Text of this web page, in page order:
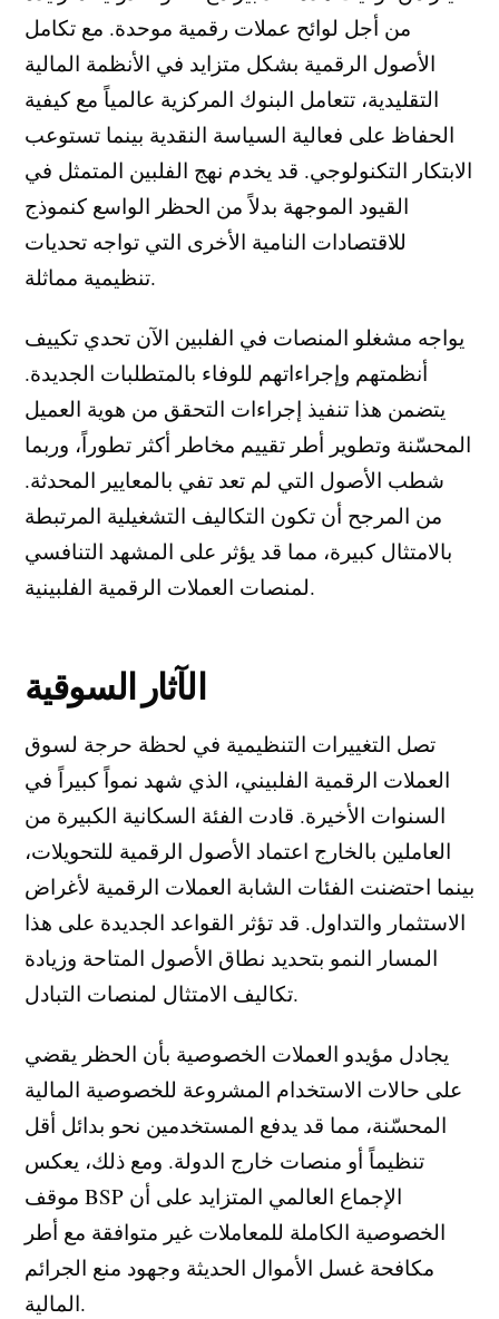
من أجل لوائح عملات رقمية موحدة. مع تكامل
الأصول الرقمية بشكل متزايد في الأنظمة المالية
التقليدية، تتعامل البنوك المركزية عالمياً مع كيفية
الحفاظ على فعالية السياسة النقدية بينما تستوعب
الابتكار التكنولوجي. قد يخدم نهج الفلبين المتمثل في
القيود الموجهة بدلاً من الحظر الواسع كنموذج
للاقتصادات النامية الأخرى التي تواجه تحديات
تنظيمية مماثلة.
يواجه مشغلو المنصات في الفلبين الآن تحدي تكييف
أنظمتهم وإجراءاتهم للوفاء بالمتطلبات الجديدة.
يتضمن هذا تنفيذ إجراءات التحقق من هوية العميل
المحسّنة وتطوير أطر تقييم مخاطر أكثر تطوراً، وربما
شطب الأصول التي لم تعد تفي بالمعايير المحدثة.
من المرجح أن تكون التكاليف التشغيلية المرتبطة
بالامتثال كبيرة، مما قد يؤثر على المشهد التنافسي
لمنصات العملات الرقمية الفلبينية.
الآثار السوقية
تصل التغييرات التنظيمية في لحظة حرجة لسوق
العملات الرقمية الفلبيني، الذي شهد نمواً كبيراً في
السنوات الأخيرة. قادت الفئة السكانية الكبيرة من
العاملين بالخارج اعتماد الأصول الرقمية للتحويلات،
بينما احتضنت الفئات الشابة العملات الرقمية لأغراض
الاستثمار والتداول. قد تؤثر القواعد الجديدة على هذا
المسار النمو بتحديد نطاق الأصول المتاحة وزيادة
تكاليف الامتثال لمنصات التبادل.
يجادل مؤيدو العملات الخصوصية بأن الحظر يقضي
على حالات الاستخدام المشروعة للخصوصية المالية
المحسّنة، مما قد يدفع المستخدمين نحو بدائل أقل
تنظيماً أو منصات خارج الدولة. ومع ذلك، يعكس
موقف BSP الإجماع العالمي المتزايد على أن
الخصوصية الكاملة للمعاملات غير متوافقة مع أطر
مكافحة غسل الأموال الحديثة وجهود منع الجرائم
المالية.